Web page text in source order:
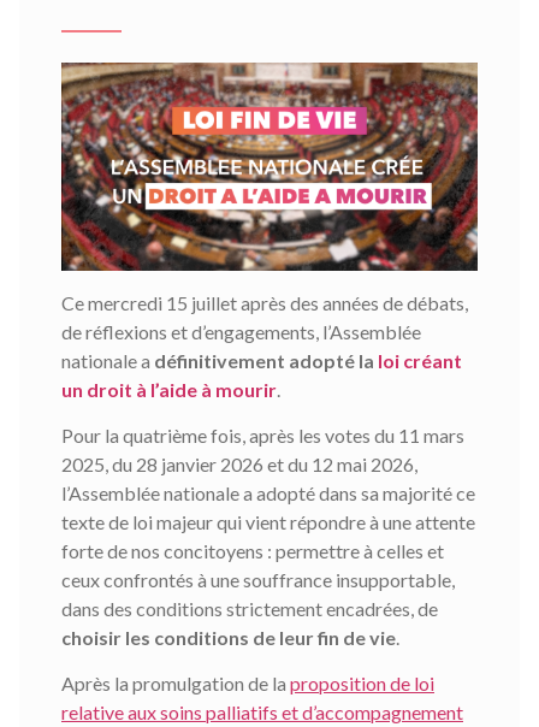
Ce mercredi 15 juillet après des années de débats,
de réflexions et d’engagements, l’Assemblée
nationale a définitivement adopté la loi créant
un droit à l’aide à mourir
Pour la quatrième fois, après les votes du 11 mars
2025, du 28 janvier 2026 et du 12 mai 2026,
l’Assemblée nationale a adopté dans sa majorité ce
texte de loi majeur qui vient répondre à une attente
forte de nos concitoyens : permettre à celles et
ceux confrontés à une souffrance insupportable,
dans des conditions strictement encadrées, de
choisir les conditions de leur fin de vie.
Après la promulgation de la proposition de loi
relative aux soins palliatifs et d’accompagnement